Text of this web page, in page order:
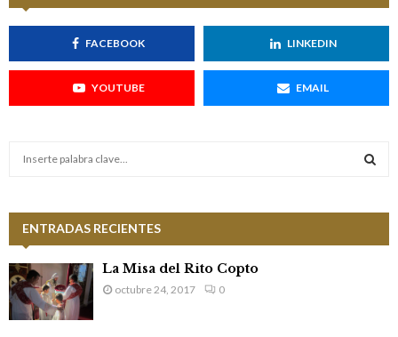
FACEBOOK LINKEDIN
YOUTUBE EMAIL
h
f
o
r
:
ENTRADAS RECIENTES
La Misa del Rito Copto
octubre 24, 2017 0